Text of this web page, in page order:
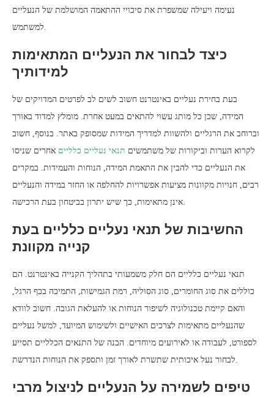
נעימה ויעילה שמשפרת את סיכויי ההתאמה המושלמת של הנעליים
למשתמש.
כיצד לבחור את הנעליים המתאימות
למידותיך
בעת בחירת נעליים באינטרנט חשוב לשים לב לפרטים המדויקים של
המידה, שכן כל מותג עשוי להתאים במעט אחרת. מומלץ למדוד באורך
וברוחב את הרגליים ולהשוות למדריך המידות שמסופק באתר. בנוסף, חשוב
לקרוא הערות וביקורות של משתמשים תנאי נעליים כלליים אחרים שניסו
את הנעליים כדי להבין את התאמת המידה, הנוחות והעמידות. במקרים
רבים, חנויות מקוונות מציעות אפשרויות להחלפה או החזר במידה והנעליים
אינן מתאימות, כך שיש יתרון בביטחון בעת הרכישה.
החשיבות של תנאי נעליים כלליים בעת
קנייה מקוונת
תנאי נעליים כלליים הם חלק משמעותי בתהליך הקנייה באינטרנט. הם
כוללים את סוג החומרים, סוג הסוליה, רמת הגמישות, התמיכה בכף הרגל,
והאם קיימת טכנולוגיה לשיפור הנוחות או להעלאת הגובה. חשוב לוודא
שהנעליים מתאימות לצרכים האישיים ולשימוש המיועד, למשל נעליים
לספורט, לעבודה או לאירועים מיוחדים. הבנה של התנאים הכלליים תסייע
לבחור נעל איכותית שתשרת לאורך זמן ותספק את הנוחות הנדרשת.
טיפים לשמירה על הנעליים לניצול מרבי